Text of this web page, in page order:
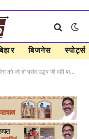
बिजनेस स्पोर्ट्स
जो हो पसंद उद्धव जी वही बात करेंगे’